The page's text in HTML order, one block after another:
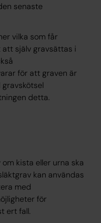
senaste
vilka som får
själv gravsättas i
för att graven är
detta.
kista eller urna ska
kan användas
med
för
ert fall.